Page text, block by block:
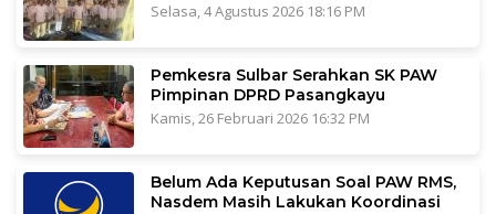
Selasa, 4 Agustus 2026 18:16 PM
Pemkesra Sulbar Serahkan SK PAW
Pimpinan DPRD Pasangkayu
Kamis, 26 Februari 2026 16:32 PM
Belum Ada Keputusan Soal PAW RMS,
Nasdem Masih Lakukan Koordinasi